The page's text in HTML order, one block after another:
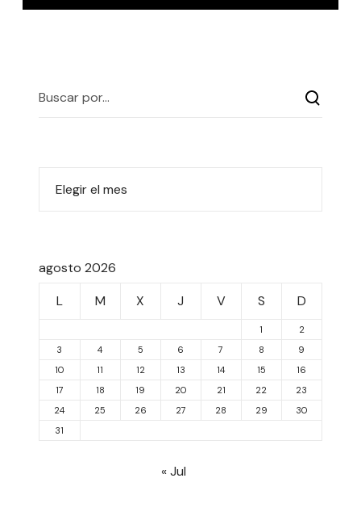
agosto 2026
L
M X J V S D
1
2
3
4 5 6 7 8
9
10
11 12 13 14 15
16
17
18 19 20 21 22
23
24
25 26 27 28 29
30
31
« Jul